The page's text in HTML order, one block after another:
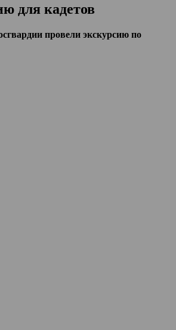
для кадетов
провели экскурсию по